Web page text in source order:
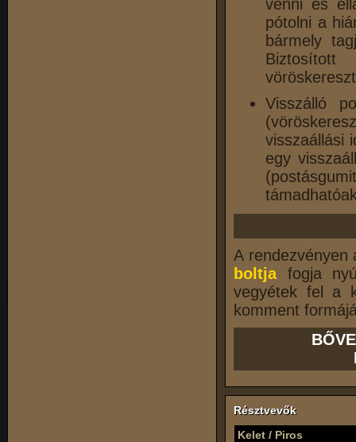
venni és
pótolni a
bármely
Biztosított
Visszálló
visszaállási
egy
A
boltjafogja
vegyétek fel a
komment
Résztvevők
Kelet / Piros